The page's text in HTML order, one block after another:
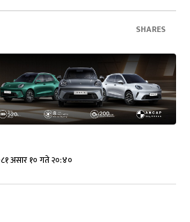
SHARES
असार १० गते २०:४०